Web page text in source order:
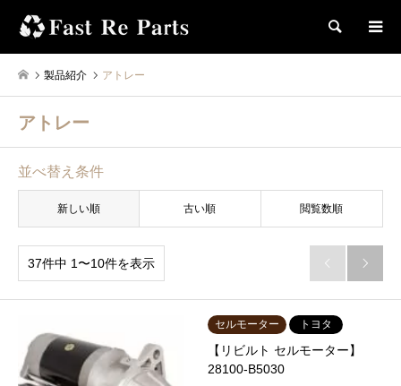
検索
製品紹介 アトレー
アトレー
並べ替え条件
新しい順 古い順 閲覧数順
37件中 1〜10件を表示  
セルモーター トヨタ
【リビルト セルモーター】
28100-B5030